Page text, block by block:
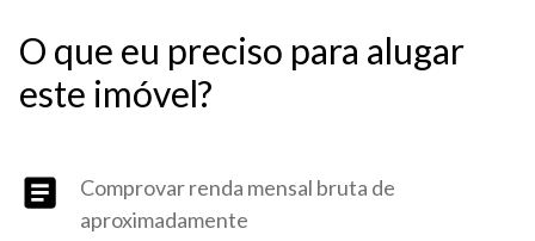
O que eu preciso para alugar
este imóvel?
Comprovar renda mensal bruta de
aproximadamente